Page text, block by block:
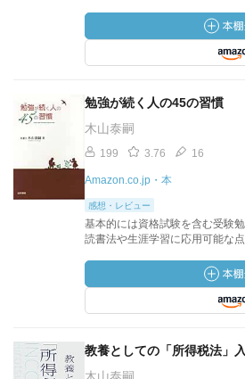
勉強が続く人の45の習慣
木山泰嗣
199 3.76 16
Amazon.co.jp・本
感想・レビュー
基本的には資格試験を含む受験
読書法や生涯学習に応用可能な
教養としての「所得税法」